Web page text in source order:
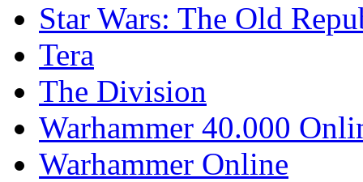
Star Wars: The Old
Tera
The Division
Warhammer 40.000
Warhammer Online